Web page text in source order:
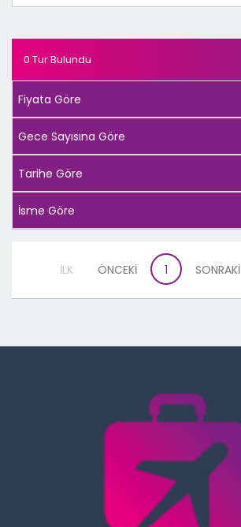
0 Tur Bulundu
İLK ÖNCEKİ 1 SONRAKİ